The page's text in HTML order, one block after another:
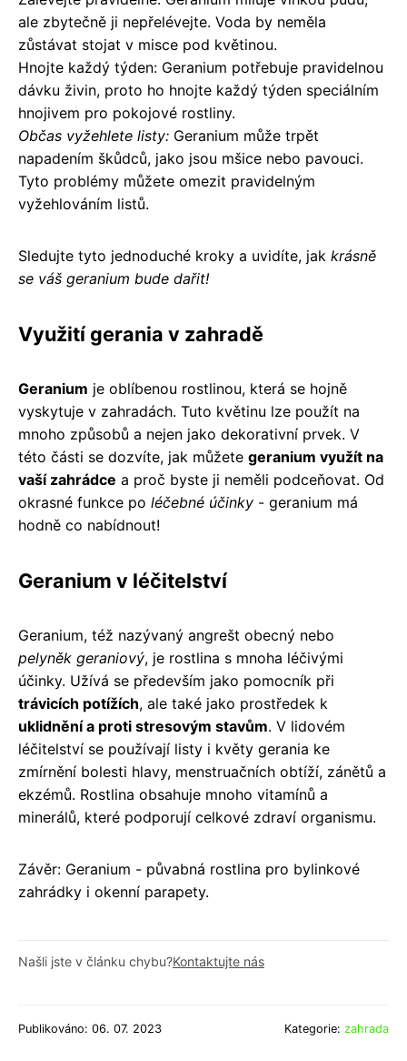
ale zbytečně ji nepřelévejte. Voda by neměla
zůstávat stojat v misce pod květinou.
Hnojte každý týden: Geranium potřebuje pravidelnou
dávku živin, proto ho hnojte každý týden speciálním
hnojivem pro pokojové rostliny.
Občas vyžehlete listy: Geranium může trpět
napadením škůdců, jako jsou mšice nebo pavouci.
Tyto problémy můžete omezit pravidelným
vyžehlováním listů.
Sledujte tyto jednoduché kroky a uvidíte, jak krásně
se váš geranium bude dařit!
Využití gerania v zahradě
Geranium je oblíbenou rostlinou, která se hojně
vyskytuje v zahradách. Tuto květinu lze použít na
mnoho způsobů a nejen jako dekorativní prvek. V
této části se dozvíte, jak můžete geranium využít na
vaší zahrádce a proč byste ji neměli podceňovat. Od
okrasné funkce po léčebné účinky - geranium má
hodně co nabídnout!
Geranium v léčitelství
Geranium, též nazývaný angrešt obecný nebo
pelyněk geraniový, je rostlina s mnoha léčivými
účinky. Užívá se především jako pomocník při
trávicích potížích, ale také jako prostředek k
uklidnění a proti stresovým stavům. V lidovém
léčitelství se používají listy i květy gerania ke
zmírnění bolesti hlavy, menstruačních obtíží, zánětů a
ekzémů. Rostlina obsahuje mnoho vitamínů a
minerálů, které podporují celkové zdraví organismu.
Závěr: Geranium - půvabná rostlina pro bylinkové
zahrádky i okenní parapety.
Našli jste v článku chybu?Kontaktujte nás
Publikováno: 06. 07. 2023 Kategorie: zahrada